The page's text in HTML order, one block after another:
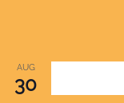
AUG
30